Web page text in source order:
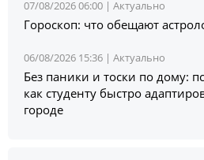
07/08/2026 06:00 | Актуально
Гороскоп: что обещают
06/08/2026 15:36 | Актуально
Без паники и тоски по дому:
как студенту быстро
городе